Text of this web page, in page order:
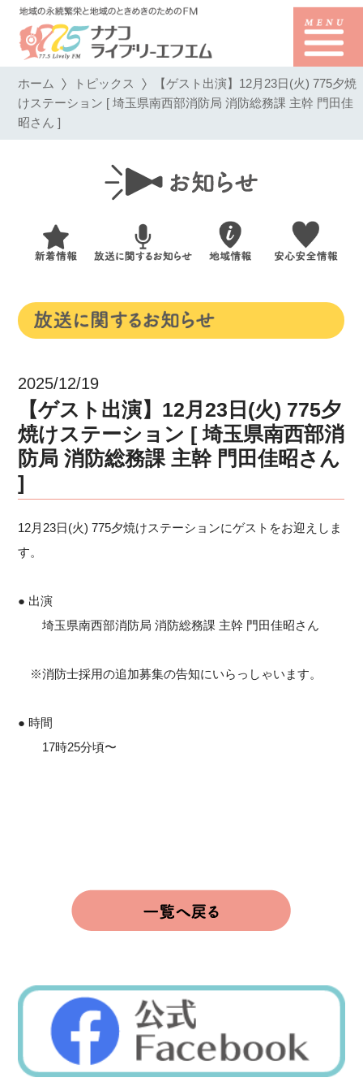
ホーム トピックス 【ゲスト出演】12月23日(火) 775夕焼
けステーション [ 埼玉県南西部消防局 消防総務課 主幹 門田佳
昭さん ]
2025/12/19
【ゲスト出演】12月23日(火) 775夕
焼けステーション [ 埼玉県南西部消
防局 消防総務課 主幹 門田佳昭さん
]
12月23日(火) 775夕焼けステーションにゲストをお迎えしま
す。
● 出演
埼玉県南西部消防局 消防総務課 主幹 門田佳昭さん
※消防士採用の追加募集の告知にいらっしゃいます。
● 時間
17時25分頃〜